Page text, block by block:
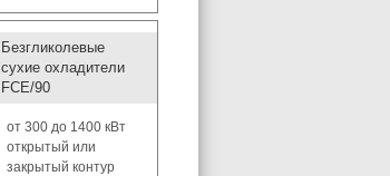
Безгликолевые
сухие охладители
FCE/90
от 300 до 1400 кВт
открытый или
закрытый контур